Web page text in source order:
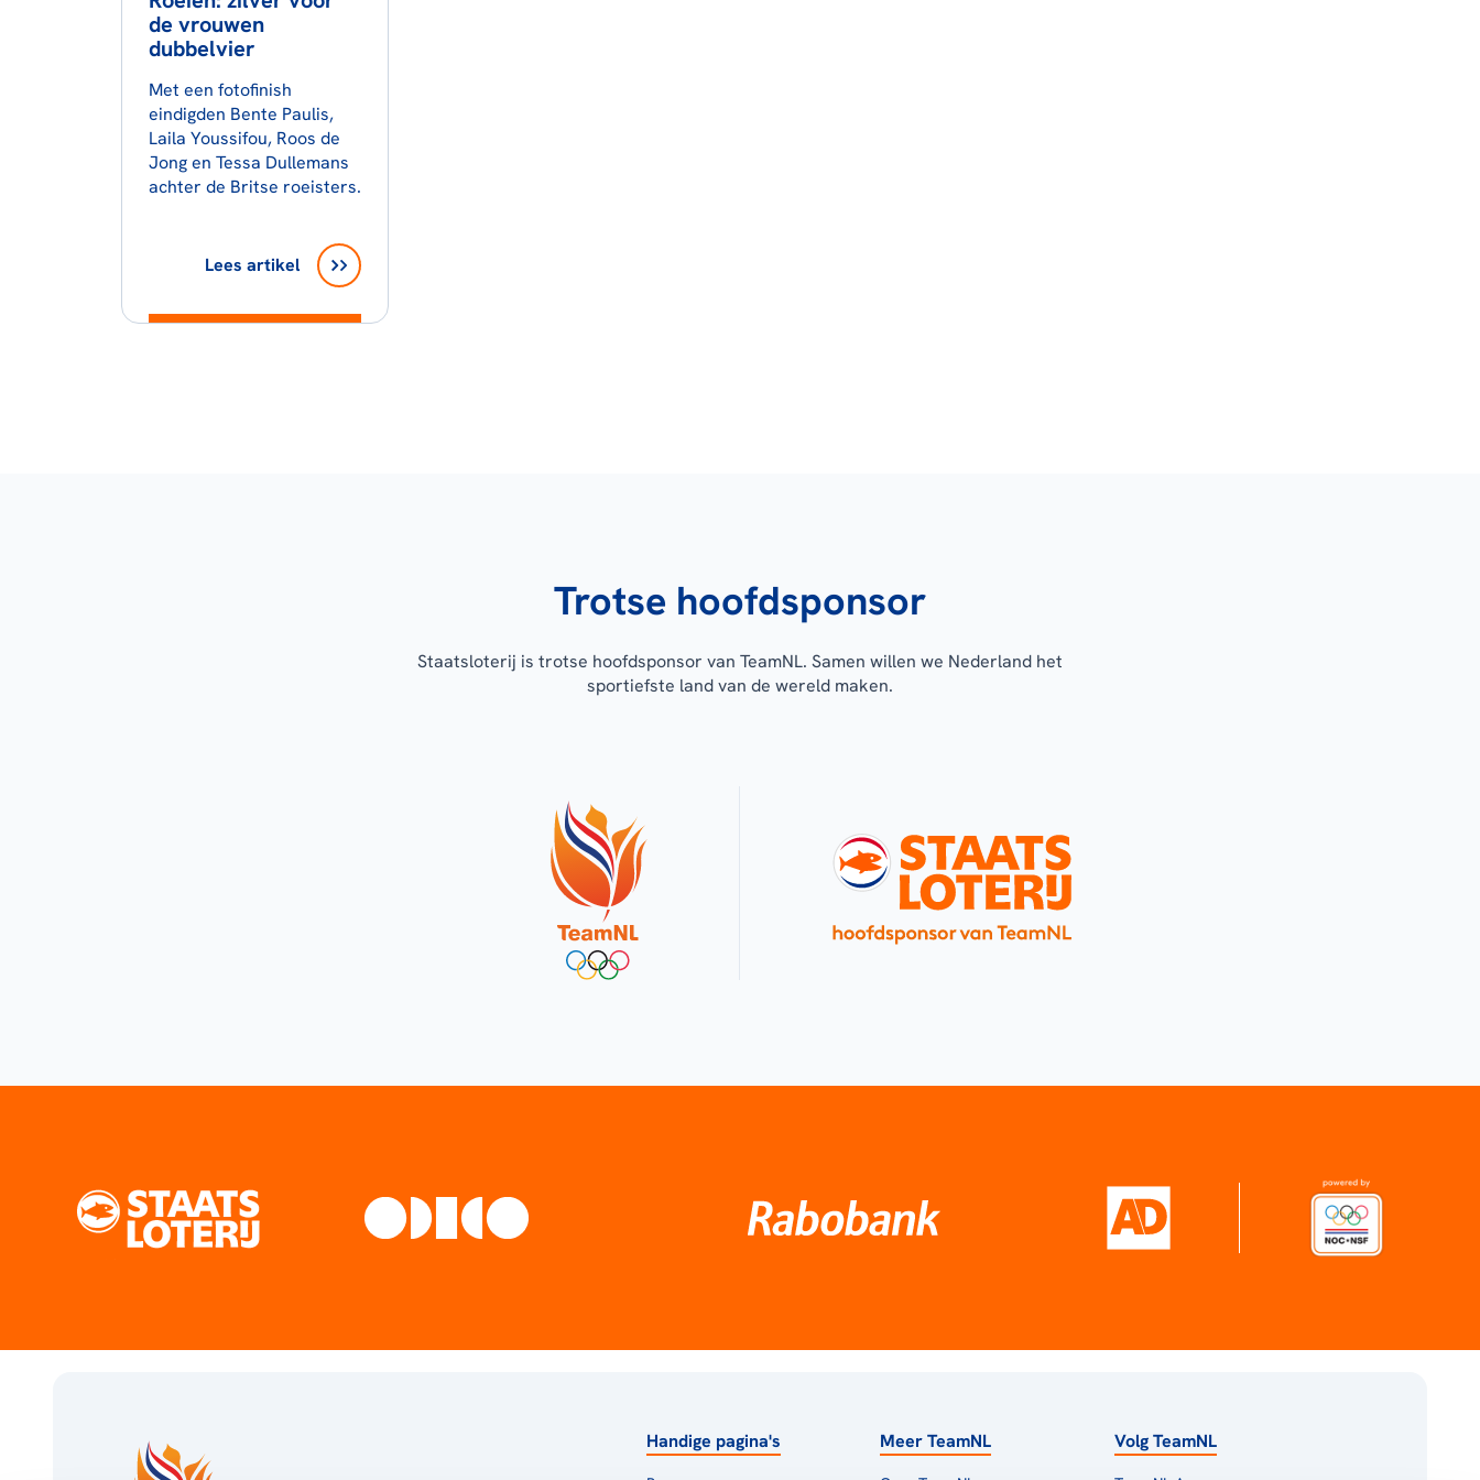
de vrouwen
dubbelvier
Met een fotofinish
eindigden Bente Paulis,
Laila Youssifou, Roos de
Jong en Tessa Dullemans
achter de Britse roeisters.
Lees artikel
Trotse hoofdsponsor
Staatsloterij is trotse hoofdsponsor van TeamNL. Samen willen we Nederland het
sportiefste land van de wereld maken.
Handige pagina's Meer TeamNL Volg TeamNL